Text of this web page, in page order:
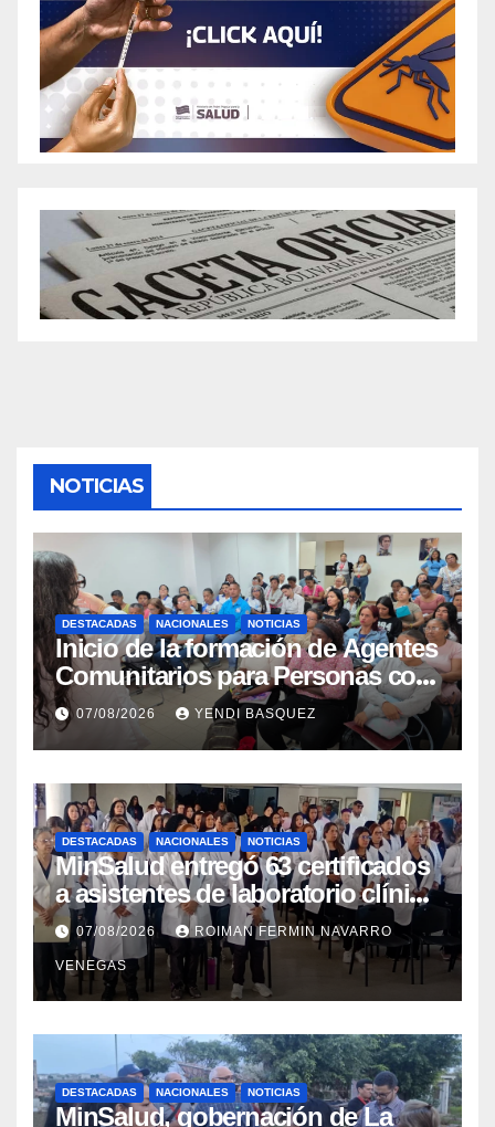
NOTICIAS
DESTACADAS NACIONALES NOTICIAS
Inicio de la formación de Agentes
Comunitarios para Personas con
Discapacidad en el Centro de
Rehabilitación J.J. Arvelo
07/08/2026 YENDI BASQUEZ
DESTACADAS NACIONALES NOTICIAS
MinSalud entregó 63 certificados
a asistentes de laboratorio clínico
para garantizar respaldo legal y
profesional
07/08/2026 ROIMAN FERMIN NAVARRO
VENEGAS
DESTACADAS NACIONALES NOTICIAS
MinSalud, gobernación de La